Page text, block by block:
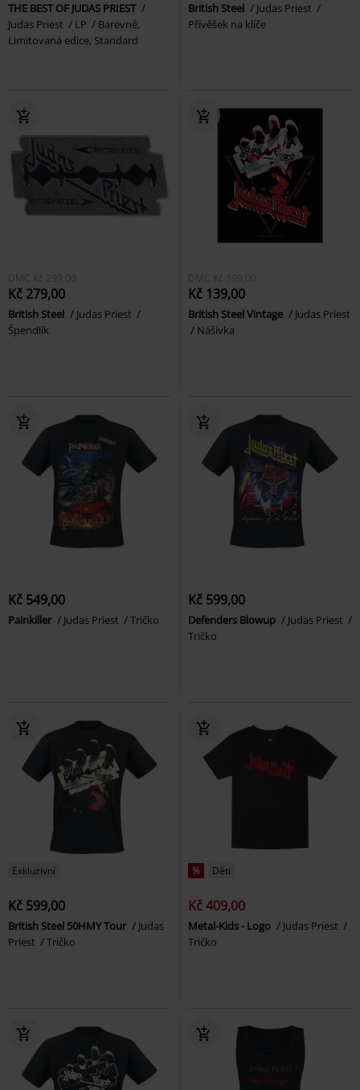
THE BEST OF JUDAS PRIEST
Judas Priest
LP
Barevné,
Limitovaná edice, Standard
British Steel
Judas Priest
Přívěšek na klíče
DMC Kč 299,00
Kč 279,00
British Steel
Judas Priest
Špendlík
DMC Kč 199,00
Kč 139,00
British Steel Vintage
Judas Priest
Nášivka
Kč 549,00
Painkiller Judas Priest Tričko
Kč 599,00
Defenders Blowup
Judas Priest
Tričko
Exkluzivní
Kč 599,00
British Steel 50HMY Tour
Judas
Priest
Tričko
% Děti
Kč 409,00
Metal-Kids - Logo
Judas Priest
Tričko